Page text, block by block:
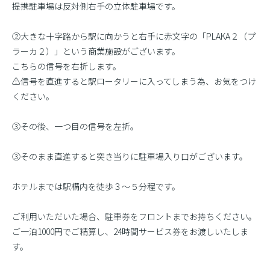
提携駐車場は反対側右手の立体駐車場です。
②大きな十字路から駅に向かうと右手に赤文字の「PLAKA２（プ
ラーカ２）」という商業施設がございます。
こちらの信号を右折します。
⚠️信号を直進すると駅ロータリーに入ってしまう為、お気をつけ
ください。
③その後、一つ目の信号を左折。
③そのまま直進すると突き当りに駐車場入り口がございます。
ホテルまでは駅構内を徒歩３〜５分程です。
ご利用いただいた場合、駐車券をフロントまでお持ちください。
ご一泊1000円でご精算し、24時間サービス券をお渡しいたしま
す。